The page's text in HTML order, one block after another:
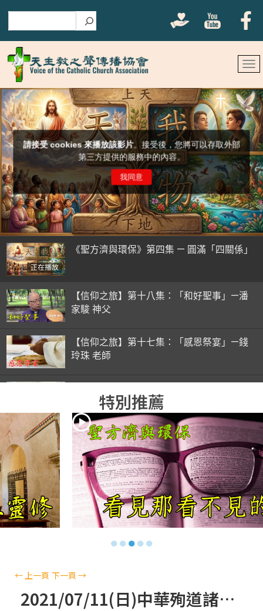
正在播放
《聖方濟與環保》第四集 — 圓滿「四關係」
【信仰之旅】第十八集：「和好聖事」—潘
家駿 神父
【信仰之旅】第十七集：「感恩祭宴」—錢
玲珠 老師
錢玲珠 老師
【信仰之旅】第十五集：「入門聖事」—錢
玲珠 老師
【信仰之旅】第十四集：「天主十誡(下)」
—金毓瑋 神父
【信仰之旅】第十三集：「天主十誡(上)」
—金毓瑋 神父
【信仰之旅】第十二集：「聖母、聖人」—
特別推薦
●●●●●
← 上一頁 下一頁→
2021/07/11(日)中華殉道諸聖節主日–福音與講道